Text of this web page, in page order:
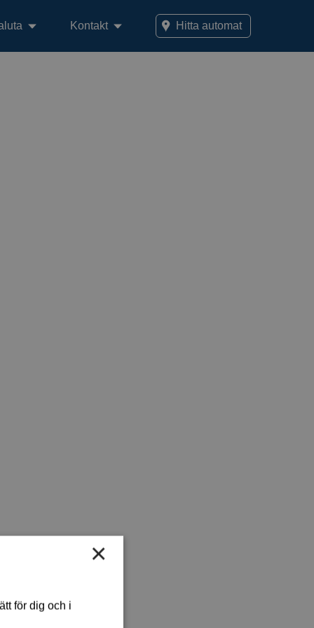
Hitta automat
Kontakt
×
för dig och i